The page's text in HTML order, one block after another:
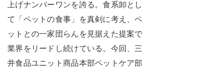
上げナンバーワンを誇る。食系卸とし
て「ペットの食事」を真剣に考え、ペ
ットとの一家団らんを見据えた提案で
業界をリードし続けている。今回、三
井食品ユニット商品本部ペットケア部